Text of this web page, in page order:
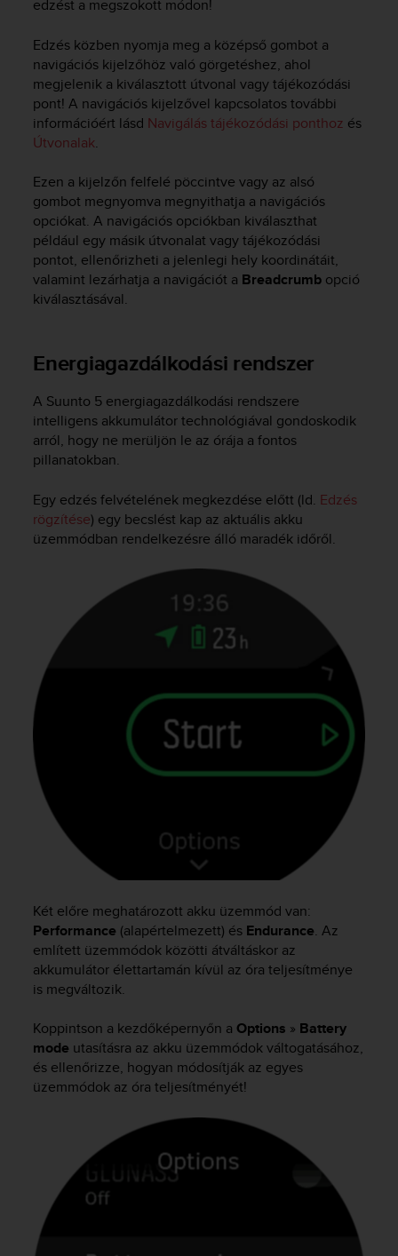
edzést a megszokott módon!
Edzés közben nyomja meg a középső gombot a
navigációs kijelzőhöz való görgetéshez, ahol
megjelenik a kiválasztott útvonal vagy tájékozódási
pont! A navigációs kijelzővel kapcsolatos további
információért lásd Navigálás tájékozódási ponthoz és
Útvonalak.
Ezen a kijelzőn felfelé pöccintve vagy az alsó
gombot megnyomva megnyithatja a navigációs
opciókat. A navigációs opciókban kiválaszthat
például egy másik útvonalat vagy tájékozódási
pontot, ellenőrizheti a jelenlegi hely koordinátáit,
valamint lezárhatja a navigációt a Breadcrumb opció
kiválasztásával.
Energiagazdálkodási rendszer
A Suunto 5 energiagazdálkodási rendszere
intelligens akkumulátor technológiával gondoskodik
arról, hogy ne merüljön le az órája a fontos
pillanatokban.
Egy edzés felvételének megkezdése előtt (ld. Edzés
rögzítése) egy becslést kap az aktuális akku
üzemmódban rendelkezésre álló maradék időről.
Két előre meghatározott akku üzemmód van:
Performance (alapértelmezett) és Endurance. Az
említett üzemmódok közötti átváltáskor az
akkumulátor élettartamán kívül az óra teljesítménye
is megváltozik.
Koppintson a kezdőképernyőn a Options » Battery
mode utasításra az akku üzemmódok váltogatásához,
és ellenőrizze, hogyan módosítják az egyes
üzemmódok az óra teljesítményét!